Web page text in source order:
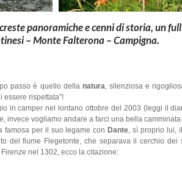
panoramiche e cenni di storia, un
– Monte Falterona – Campigna.
passo è quello della natura, silenziosa e
essere rispettata”!
in camper nel lontano ottobre del 2003 (leggi il
invece vogliamo andare a farci una bella
famosa per il suo legame con Dante, sì proprio lui,
del fiume Flegetonte, che separava il cerchio dei
nel 1302, ecco la citazione: